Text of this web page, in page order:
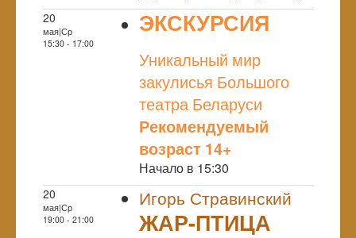
20
мая|Ср
15:30 - 17:00
ЭКСКУРСИЯ
Уникальный мир
закулисья Большого
театра Беларуси
Рекомендуемый
возраст 14+
Начало в 15:30
20
мая|Ср
19:00 - 21:00
Игорь Стравинский
ЖАР-ПТИЦА